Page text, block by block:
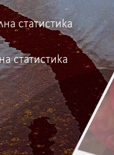
статистика
статистика